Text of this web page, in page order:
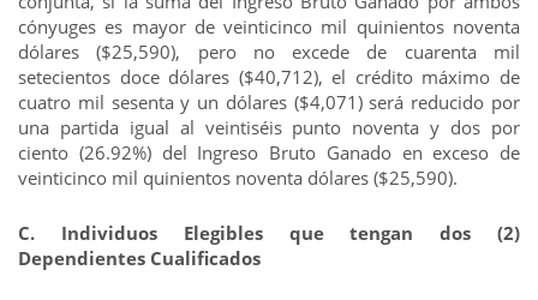
cónyuges es mayor de veinticinco mil quinientos noventa
dólares ($25,590), pero no excede de cuarenta mil
setecientos doce dólares ($40,712), el crédito máximo de
cuatro mil sesenta y un dólares ($4,071) será reducido por
una partida igual al veintiséis punto noventa y dos por
ciento (26.92%) del Ingreso Bruto Ganado en exceso de
veinticinco mil quinientos noventa dólares ($25,590).
C. Individuos Elegibles que tengan dos (2)
Dependientes Cualificados